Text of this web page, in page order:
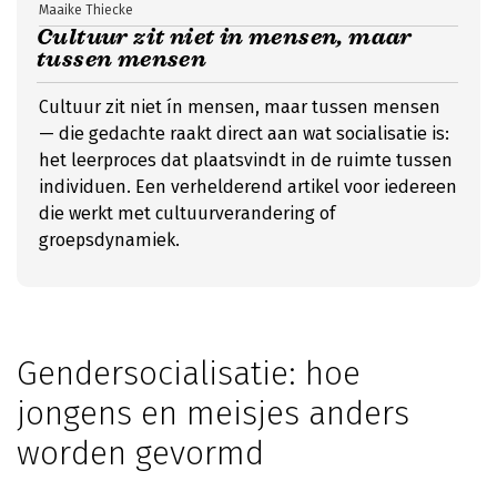
Cultuur zit niet in mensen, maar
tussen mensen
Maaike Thiecke
Cultuur zit niet ín mensen, maar tussen mensen
— die gedachte raakt direct aan wat socialisatie is:
het leerproces dat plaatsvindt in de ruimte tussen
individuen. Een verhelderend artikel voor iedereen
die werkt met cultuurverandering of
groepsdynamiek.
Gendersocialisatie: hoe
jongens en meisjes anders
worden gevormd